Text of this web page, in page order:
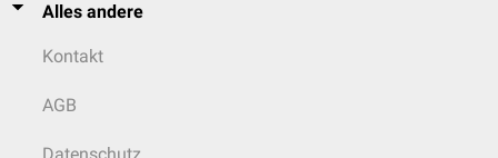
Alles andere
Kontakt
AGB